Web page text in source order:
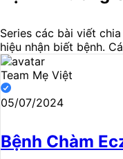
Series các bài viết
hiệu nhận biết bệnh.
Team Mẹ Việt
05/07/2024
Bệnh Chàm